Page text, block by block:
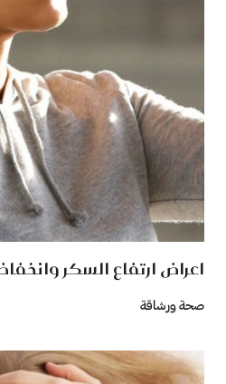
اعراض ارتفاع السكر
صحة ورشاقة